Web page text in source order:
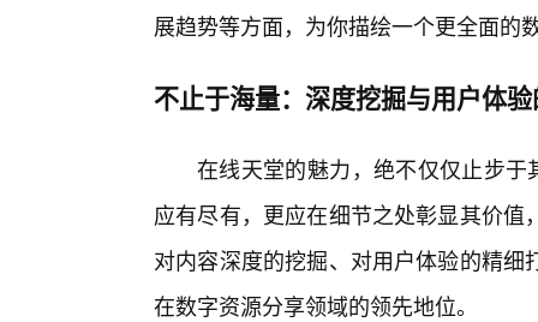
展趋势等方面，为你描绘一个更全面的
不止于海量：深度挖掘与用户体
在线天堂的魅力，绝不仅仅止步于
应有尽有，更应在细节之处彰显其价
对内容深度的挖掘、对用户体验的精
在数字资源分享领域的领先地位。